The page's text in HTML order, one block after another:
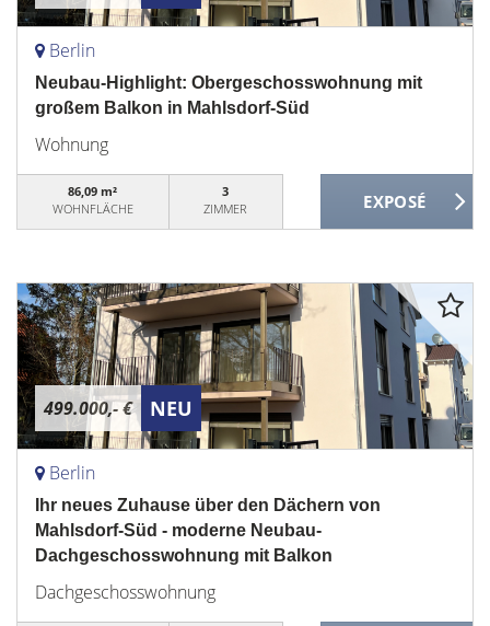
Berlin
Neubau-Highlight: Obergeschosswohnung mit
großem Balkon in Mahlsdorf-Süd
Wohnung
86,09 m²
WOHNFLÄCHE
3
ZIMMER
499.000,- € NEU
Berlin
Ihr neues Zuhause über den Dächern von
Mahlsdorf-Süd - moderne Neubau-
Dachgeschosswohnung mit Balkon
Dachgeschosswohnung